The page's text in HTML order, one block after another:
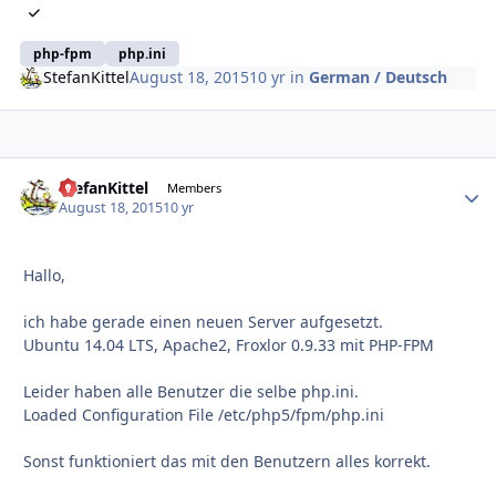
php-fpm php.ini
StefanKittelAugust 18, 201510 yr inGerman / Deutsch
StefanKittel Members
August 18, 201510 yr
Hallo,
ich habe gerade einen neuen Server aufgesetzt.
Ubuntu 14.04 LTS, Apache2, Froxlor 0.9.33 mit PHP-FPM
Leider haben alle Benutzer die selbe php.ini.
Loaded Configuration File /etc/php5/fpm/php.ini
Sonst funktioniert das mit den Benutzern alles korrekt.